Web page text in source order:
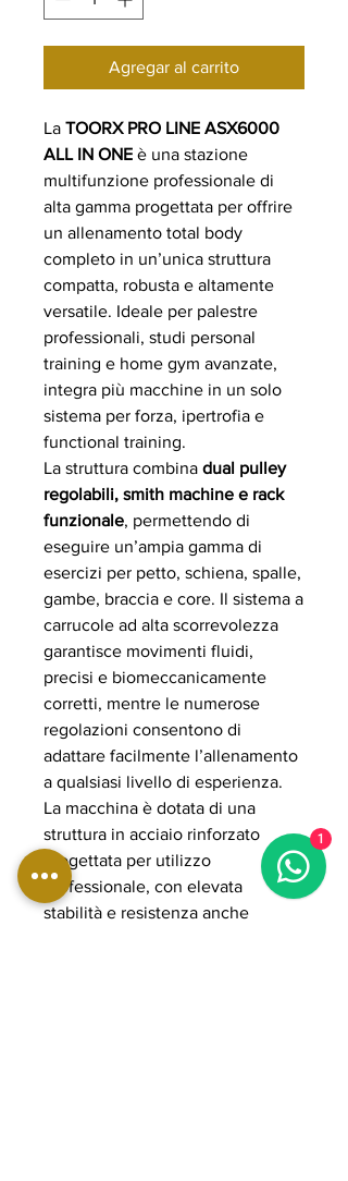
Agregar al carrito
La TOORX PRO LINE ASX6000
ALL IN ONE è una stazione
multifunzione professionale di
alta gamma progettata per offrire
un allenamento total body
completo in un’unica struttura
compatta, robusta e altamente
versatile. Ideale per palestre
professionali, studi personal
training e home gym avanzate,
integra più macchine in un solo
sistema per forza, ipertrofia e
functional training.
La struttura combina dual pulley
regolabili, smith machine e rack
funzionale, permettendo di
eseguire un’ampia gamma di
esercizi per petto, schiena, spalle,
gambe, braccia e core. Il sistema a
carrucole ad alta scorrevolezza
garantisce movimenti fluidi,
precisi e biomeccanicamente
corretti, mentre le numerose
regolazioni consentono di
adattare facilmente l’allenamento
a qualsiasi livello di esperienza.
La macchina è dotata di una
struttura in acciaio rinforzato
progettata per utilizzo
professionale, con elevata
stabilità e resistenza anche
1